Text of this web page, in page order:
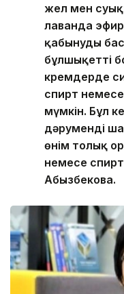
жел мен
лаванда
қабынуды
бұлшықетті
кремдерде
спирт
мүмкін. Бұл
дәруменді
өнім толық
немесе
Абызбекова.